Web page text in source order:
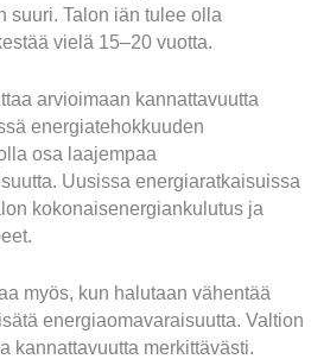
suuri. Talon iän tulee olla
vielä 15–20 vuotta.
arvioimaan kannattavuutta
energiatehokkuuden
osa laajempaa
Uusissa energiaratkaisuissa
kokonaisenergiankulutus ja
myös, kun halutaan vähentää
energiaomavaraisuutta. Valtion
kannattavuutta merkittävästi.